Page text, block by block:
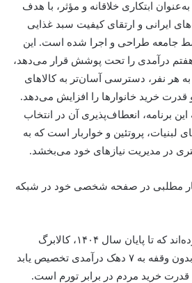
ابتکاری خلاقانه و مؤثر، با هدف
ایرانی و ارتقای کیفیت سبد غذایی
جامعه طراحی و اجرا شده است. این
درآمدی را تحت پوشش قرار می‌دهد،
هر نفر، دسترسی آسان‌تر به کالاهای
خرید خانوارها را افزایش می‌دهد.
برنامه، انعطاف‌پذیری آن در انتخاب
لبنیات، پروتئین و خواربار است که به
در مدیریت نیازهای خود می‌بخشد.
مطلبی در صفحه شخصی خود در شبکه
«مجلس و دولت توافق کرده‌اند که تا پایان سال ۱۴۰۴، کالابرگ
الکترونیک به‌طور منظم و بدون وقفه به ۷ دهک درآمدی تخصیص یابد
خرید مردم در برابر تورم است.